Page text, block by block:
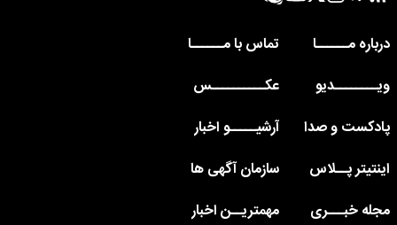
درباره مــــــا
تماس با مــــــا
ویــــــــدیو
عکــــــــــس
پادکست و صدا
آرشیـــــو اخبار
اینتیتر پــلاس
سازمان آگهی ها
مجله خبـــری
مهمتریــن اخبار